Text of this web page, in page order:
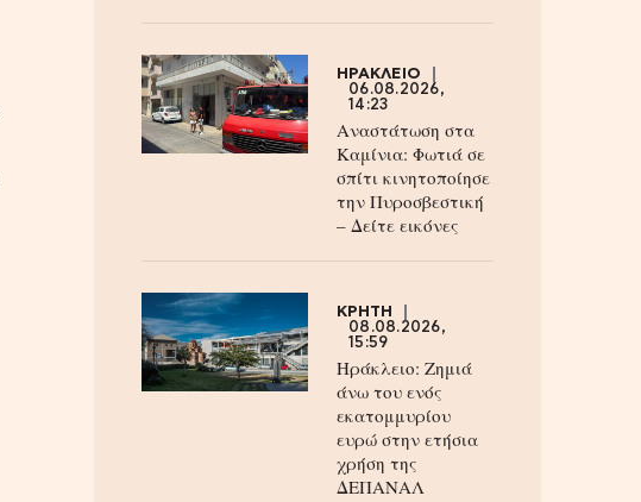
ΗΡΑΚΛΕΙΟ
06.08.2026,
14:23
Αναστάτωση στα
Καμίνια: Φωτιά σε
σπίτι κινητοποίησε
την Πυροσβεστική
– Δείτε εικόνες
ΚΡΗΤΗ
08.08.2026,
15:59
Ηράκλειο: Ζημιά
άνω του ενός
εκατομμυρίου
ευρώ στην ετήσια
χρήση της
ΔΕΠΑΝΑΛ